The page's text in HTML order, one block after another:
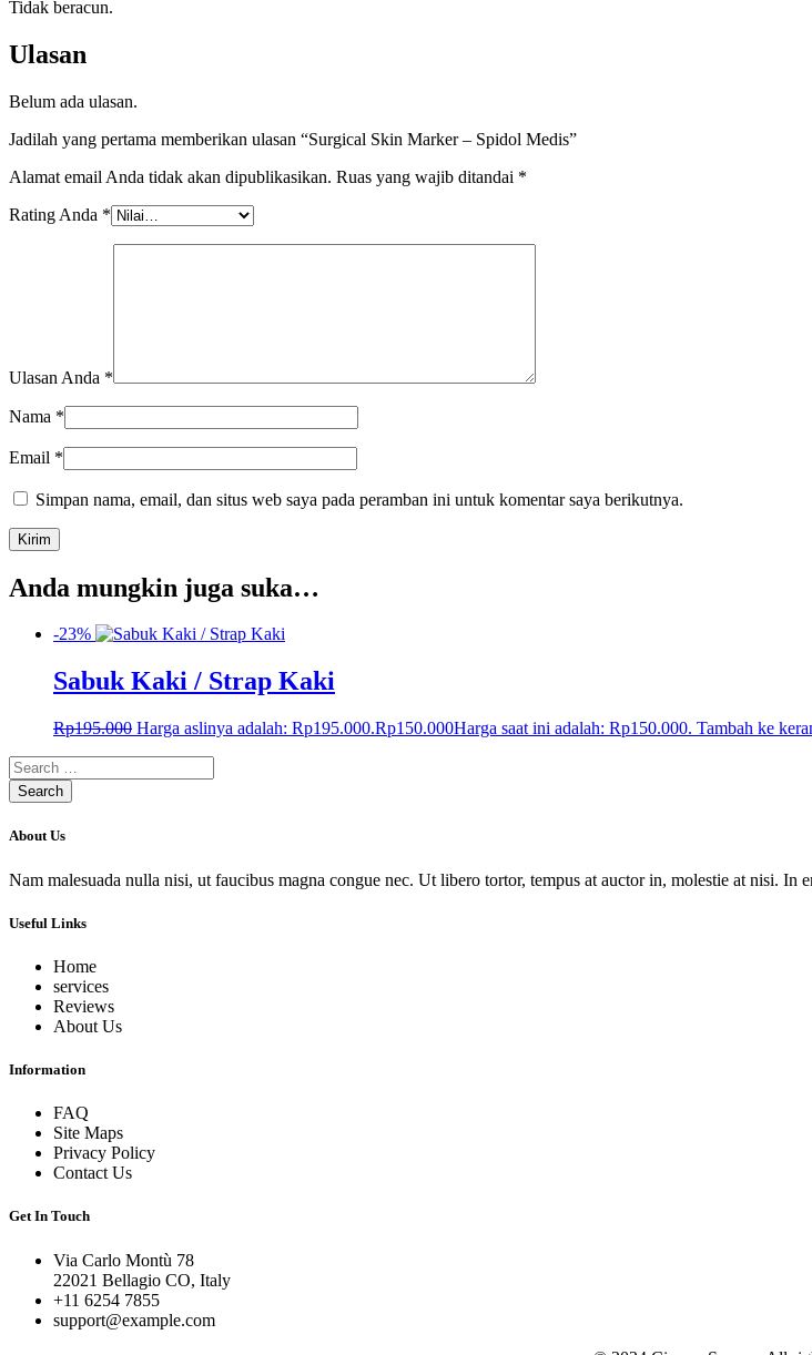
Tidak beracun.
Ulasan
Belum ada ulasan.
Jadilah yang pertama memberikan ulasan “Surgical Skin Marker – Spidol Medis”
Alamat email Anda tidak akan dipublikasikan. Ruas yang wajib ditandai *
Rating Anda *
Ulasan Anda *
Nama *
Email *
Simpan nama, email, dan situs web saya pada peramban ini untuk komentar saya berikutnya.
Anda mungkin juga suka…
-23%
Sabuk Kaki / Strap Kaki
Rp195.000 Harga aslinya adalah: Rp195.000.Rp150.000Harga saat ini adalah: Rp150.000. Tambah ke
About Us
Nam malesuada nulla nisi, ut faucibus magna congue nec. Ut libero tortor, tempus at auctor in, molestie at nisi. In
Useful Links
Home
services
Reviews
About Us
Information
FAQ
Site Maps
Privacy Policy
Contact Us
Get In Touch
Via Carlo Montù 78
22021 Bellagio CO, Italy
+11 6254 7855
support@example.com